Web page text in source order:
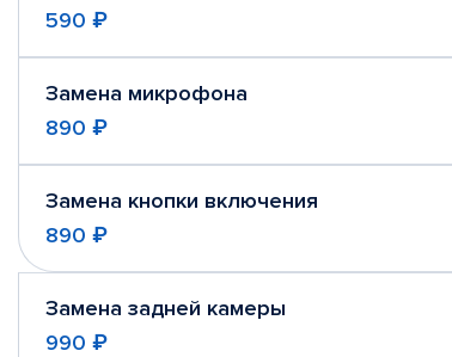
590 ₽
Замена микрофона
890 ₽
Замена кнопки включения
890 ₽
Замена задней камеры
990 ₽